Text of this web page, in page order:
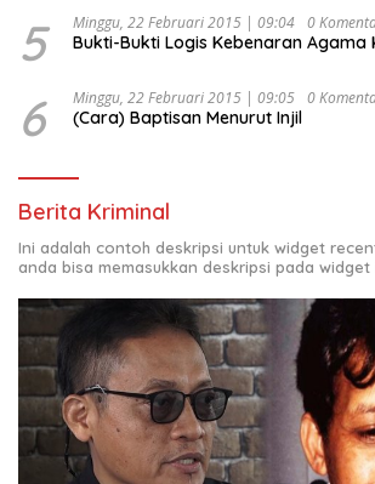
5 Minggu, 22 Februari 2015 | 09:04 0
Bukti-Bukti Logis Kebenaran Agama
6 Minggu, 22 Februari 2015 | 09:05 0
(Cara) Baptisan Menurut Injil
Berita Kriminal
Ini adalah contoh deskripsi untuk widget
anda bisa memasukkan deskripsi pada widget